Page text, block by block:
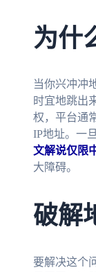
为什
当你兴冲冲
时宜地跳出
权，平台通
IP地址。一
文解说仅限
大障碍。
破解
要解决这个